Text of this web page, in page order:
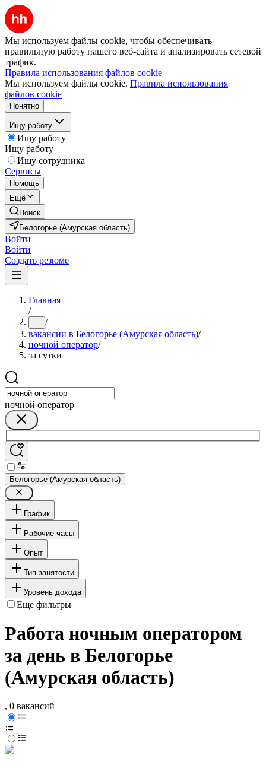
Мы используем файлы cookie, чтобы обеспечивать
правильную работу нашего веб-сайта и анализировать сетевой
трафик.
Правила использования файлов cookie
Мы используем файлы cookie. Правила использования
файлов cookie
Понятно
Ищу работу
Ищу работу
Ищу работу
Ищу сотрудника
Сервисы
Помощь
Ещё
Поиск
Белогорье (Амурская область)
Войти
Войти
Создать резюме
Главная
/
... /
вакансии в Белогорье (Амурская область)/
ночной оператор/
за сутки
ночной оператор
Белогорье (Амурская область)
График
Рабочие часы
Опыт
Тип занятости
Уровень дохода
Ещё фильтры
Работа ночным оператором
за день в Белогорье
(Амурская область)
, 0 вакансий